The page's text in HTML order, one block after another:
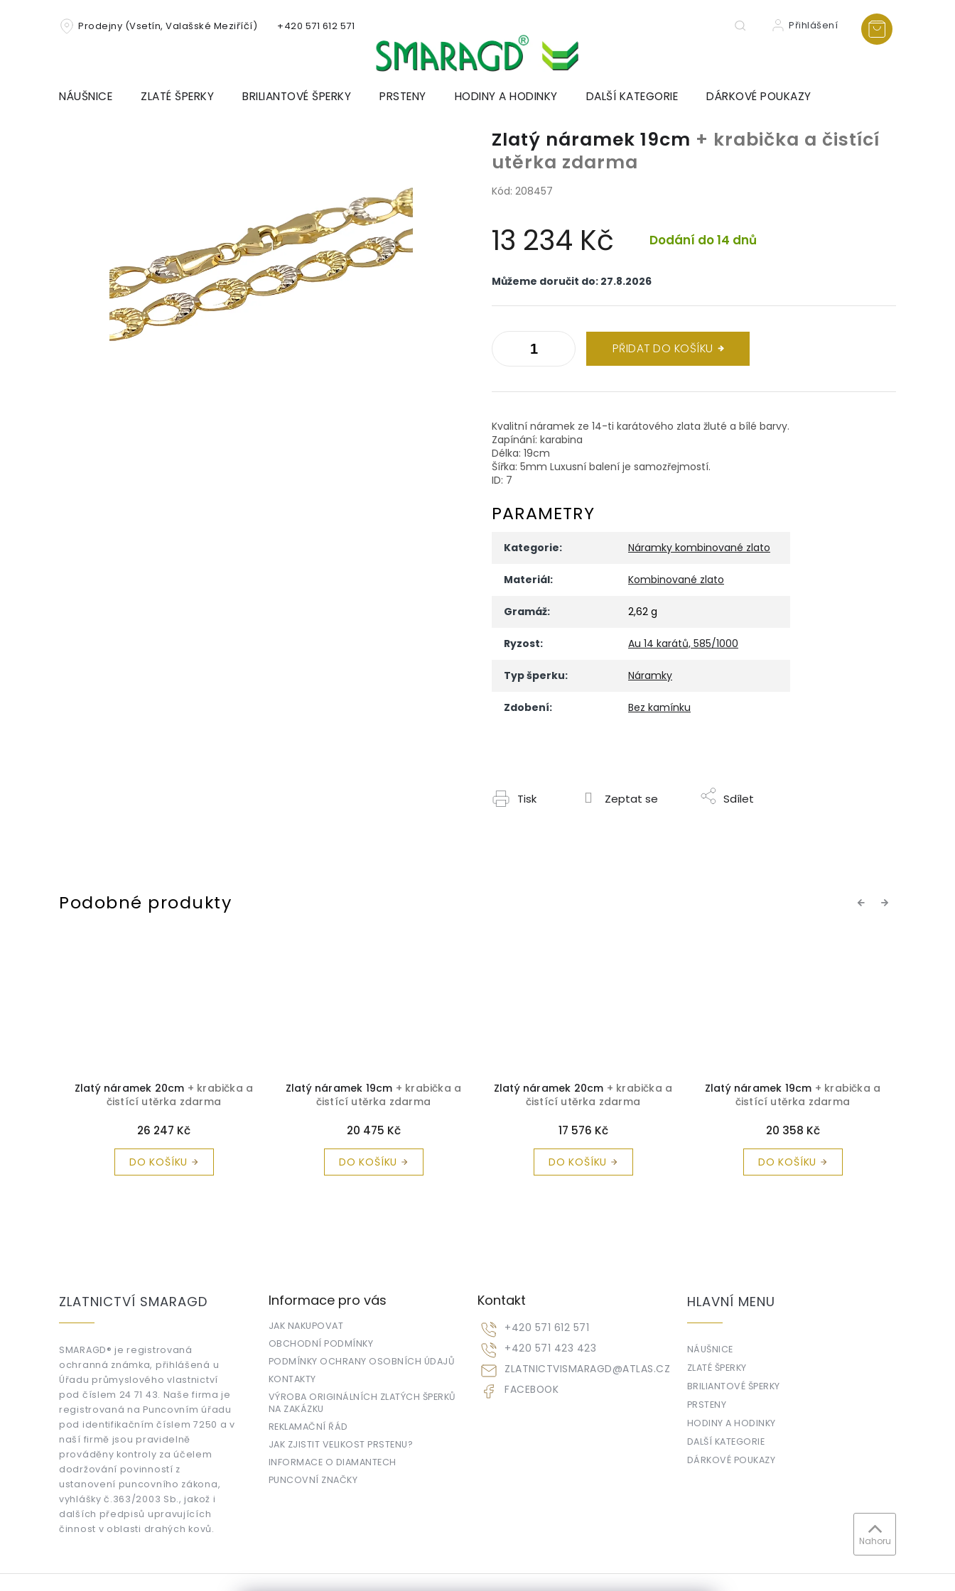
Prodejny (Vsetín, Valašské Meziříčí) +420 571 612 571 Přihlášení
NÁUŠNICE ZLATÉ ŠPERKY BRILIANTOVÉ ŠPERKY PRSTENY HODINY A HODINKY DALŠÍ KATEGORIE DÁRKOVÉ POUKAZY
Zlatý náramek 19cm + krabička a čistící
utěrka zdarma
Kód: 208457
13 234 Kč Dodání do 14 dnů
cena:
Můžeme doručit do: 27.8.2026
PŘIDAT DO KOŠÍKU
Kvalitní náramek ze 14-ti karátového zlata žluté a bílé barvy.
Zapínání: karabina
Délka: 19cm
Šířka: 5mm Luxusní balení je samozřejmostí.
ID: 7
PARAMETRY
Kategorie: Náramky kombinované zlato
Materiál: Kombinované zlato
Gramáž: 2,62 g
Ryzost: Au 14 karátů, 585/1000
Typ šperku: Náramky
Zdobení: Bez kamínku
Tisk Zeptat se Sdílet
Previous
Zlatý náramek 20cm + krabička a
čistící utěrka zdarma
26 247 Kč
DO KOŠÍKU
Zlatý náramek 19cm + krabička a
čistící utěrka zdarma
20 475 Kč
DO KOŠÍKU
Zlatý náramek 20cm + krabička a
čistící utěrka zdarma
17 576 Kč
DO KOŠÍKU
Zlatý náramek 19cm + krabička a
čistící utěrka zdarma
20 358 Kč
DO KOŠÍKU
Next
ZLATNICTVÍ SMARAGD
SMARAGD® je registrovaná
ochranná známka, přihlášená u
Úřadu průmyslového vlastnictví
pod číslem 24 71 43. Naše firma je
registrovaná na Puncovním úřadu
pod identifikačním číslem 7250 a v
naší firmě jsou pravidelně
prováděny kontroly za účelem
dodržování povinností z
ustanovení puncovního zákona,
vyhlášky č.363/2003 Sb., jakož i
dalších předpisů upravujících
činnost v oblasti drahých kovů.
Informace pro vás
JAK NAKUPOVAT
OBCHODNÍ PODMÍNKY
PODMÍNKY OCHRANY OSOBNÍCH ÚDAJŮ
KONTAKTY
VÝROBA ORIGINÁLNÍCH ZLATÝCH ŠPERKŮ
NA ZAKÁZKU
REKLAMAČNÍ ŘÁD
JAK ZJISTIT VELIKOST PRSTENU?
INFORMACE O DIAMANTECH
PUNCOVNÍ ZNAČKY
Kontakt
ZLATNICTVISMARAGD@ATLAS.CZ
+420 571 612 571
+420 571 423 423
FACEBOOK
HLAVNÍ MENU
NÁUŠNICE
ZLATÉ ŠPERKY
BRILIANTOVÉ ŠPERKY
PRSTENY
HODINY A HODINKY
DALŠÍ KATEGORIE
DÁRKOVÉ POUKAZY
Nahoru